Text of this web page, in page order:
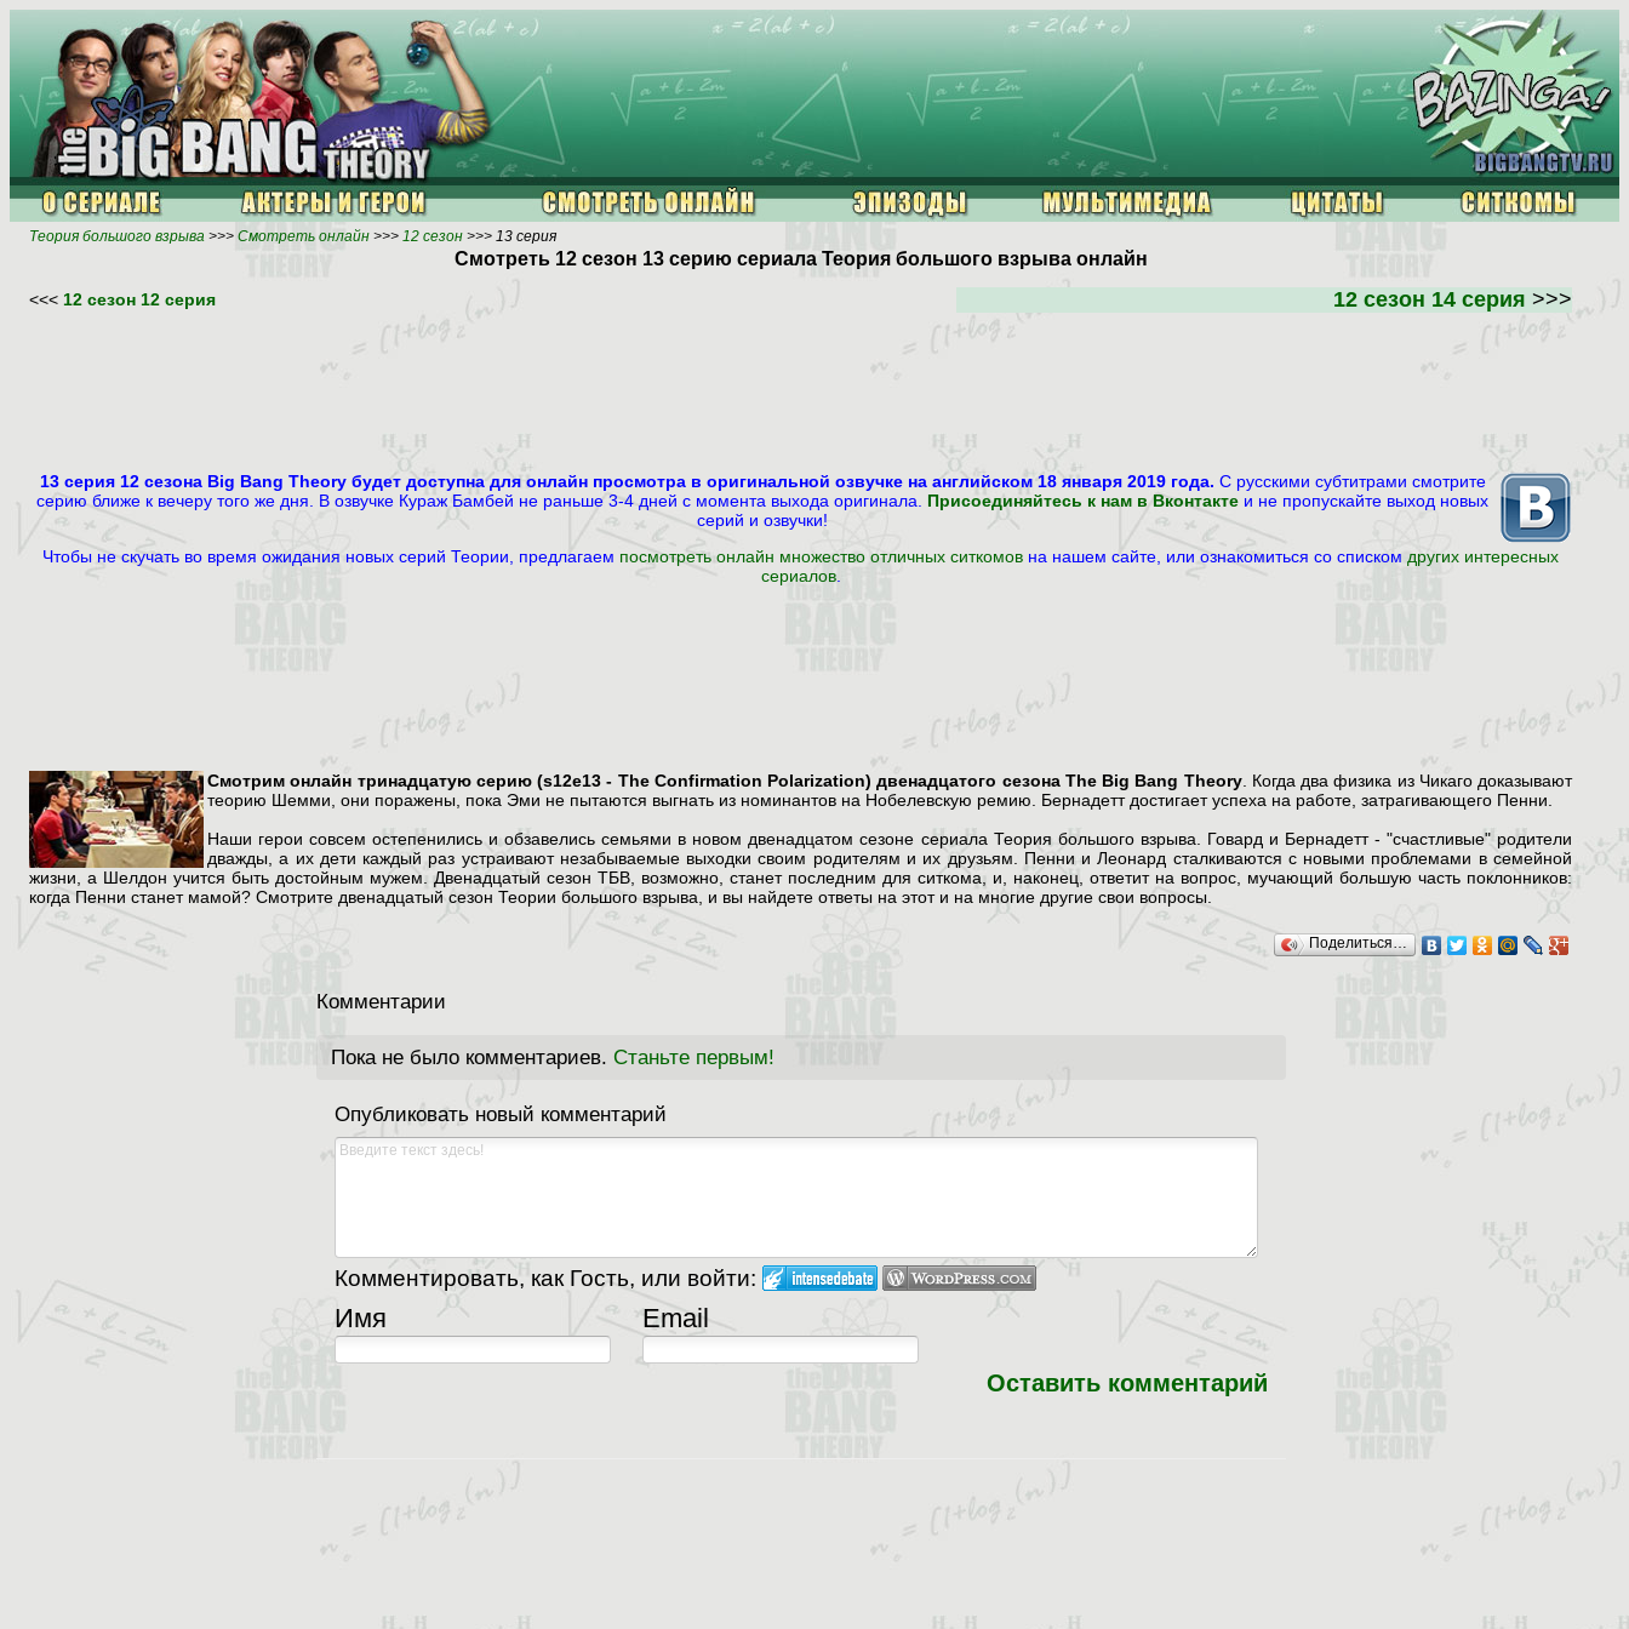
Теория большого взрыва >>> Смотреть онлайн >>> 12 сезон >>> 13 серия
Смотреть 12 сезон 13 серию сериала Теория большого взрыва онлайн
<<< 12 сезон 12 серия 12 сезон 14 серия >>>
13 серия 12 сезона Big Bang Theory будет доступна для онлайн просмотра в оригинальной озвучке на английском 18 января 2019 года. С русскими субтитрами смотрите
серию ближе к вечеру того же дня. В озвучке Кураж Бамбей не раньше 3-4 дней с момента выхода оригинала. Присоединяйтесь к нам в Вконтакте и не пропускайте выход новых
серий и озвучки!
Чтобы не скучать во время ожидания новых серий Теории, предлагаем посмотреть онлайн множество отличных ситкомов на нашем сайте, или ознакомиться со списком других интересных
сериалов.
Смотрим онлайн тринадцатую серию (s12e13 - The Confirmation Polarization) двенадцатого сезона The Big Bang Theory. Когда два физика из Чикаго доказывают
теорию Шемми, они поражены, пока Эми не пытаются выгнать из номинантов на Нобелевскую ремию. Бернадетт достигает успеха на работе, затрагивающего Пенни.
Наши герои совсем остепенились и обзавелись семьями в новом двенадцатом сезоне сериала Теория большого взрыва. Говард и Бернадетт - "счастливые" родители
дважды, а их дети каждый раз устраивают незабываемые выходки своим родителям и их друзьям. Пенни и Леонард сталкиваются с новыми проблемами в семейной
жизни, а Шелдон учится быть достойным мужем. Двенадцатый сезон ТБВ, возможно, станет последним для ситкома, и, наконец, ответит на вопрос, мучающий большую часть поклонников:
когда Пенни станет мамой? Смотрите двенадцатый сезон Теории большого взрыва, и вы найдете ответы на этот и на многие другие свои вопросы.
Поделиться…
Комментарии
Пока не было комментариев. Станьте первым!
Опубликовать новый комментарий
Комментировать, как Гость, или войти:
Имя Email
Оставить комментарий